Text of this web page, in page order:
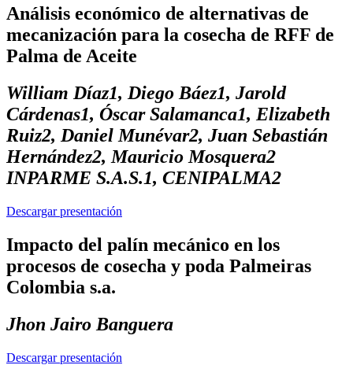
Análisis económico de alternativas de
mecanización para la cosecha de RFF de
Palma de Aceite
William Díaz1, Diego Báez1, Jarold
Cárdenas1, Óscar Salamanca1, Elizabeth
Ruiz2, Daniel Munévar2, Juan Sebastián
Hernández2, Mauricio Mosquera2
INPARME S.A.S.1, CENIPALMA2
Descargar presentación
Impacto del palín mecánico en los
procesos de cosecha y poda Palmeiras
Colombia s.a.
Jhon Jairo Banguera
Descargar presentación